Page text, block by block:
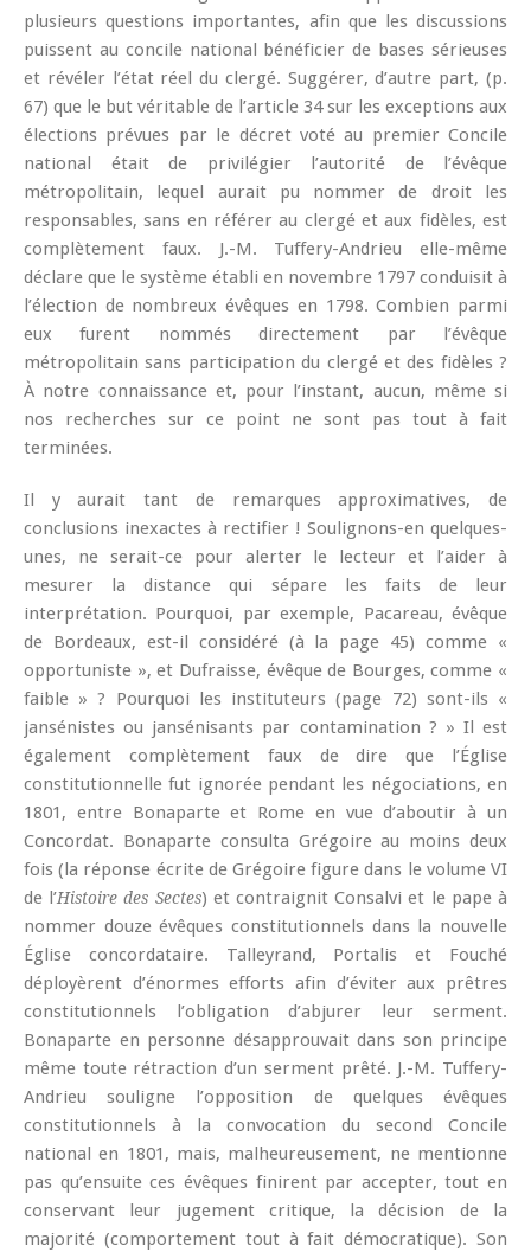
plusieurs questions importantes, afin que les discussions
puissent au concile national bénéficier de bases sérieuses
et révéler l’état réel du clergé. Suggérer, d’autre part, (p.
67) que le but véritable de l’article 34 sur les exceptions aux
élections prévues par le décret voté au premier Concile
national était de privilégier l’autorité de l’évêque
métropolitain, lequel aurait pu nommer de droit les
responsables, sans en référer au clergé et aux fidèles, est
complètement faux. J.-M. Tuffery-Andrieu elle-même
déclare que le système établi en novembre 1797 conduisit à
l’élection de nombreux évêques en 1798. Combien parmi
eux furent nommés directement par l’évêque
métropolitain sans participation du clergé et des fidèles ?
À notre connaissance et, pour l’instant, aucun, même si
nos recherches sur ce point ne sont pas tout à fait
terminées.
Il y aurait tant de remarques approximatives, de
conclusions inexactes à rectifier ! Soulignons-en quelques-
unes, ne serait-ce pour alerter le lecteur et l’aider à
mesurer la distance qui sépare les faits de leur
interprétation. Pourquoi, par exemple, Pacareau, évêque
de Bordeaux, est-il considéré (à la page 45) comme «
opportuniste », et Dufraisse, évêque de Bourges, comme «
faible » ? Pourquoi les instituteurs (page 72) sont-ils «
jansénistes ou jansénisants par contamination ? » Il est
également complètement faux de dire que l’Église
constitutionnelle fut ignorée pendant les négociations, en
1801, entre Bonaparte et Rome en vue d’aboutir à un
Concordat. Bonaparte consulta Grégoire au moins deux
fois (la réponse écrite de Grégoire figure dans le volume VI
de l’Histoire des Sectes) et contraignit Consalvi et le pape à
nommer douze évêques constitutionnels dans la nouvelle
Église concordataire. Talleyrand, Portalis et Fouché
déployèrent d’énormes efforts afin d’éviter aux prêtres
constitutionnels l’obligation d’abjurer leur serment.
Bonaparte en personne désapprouvait dans son principe
même toute rétraction d’un serment prêté. J.-M. Tuffery-
Andrieu souligne l’opposition de quelques évêques
constitutionnels à la convocation du second Concile
national en 1801, mais, malheureusement, ne mentionne
pas qu’ensuite ces évêques finirent par accepter, tout en
conservant leur jugement critique, la décision de la
majorité (comportement tout à fait démocratique). Son